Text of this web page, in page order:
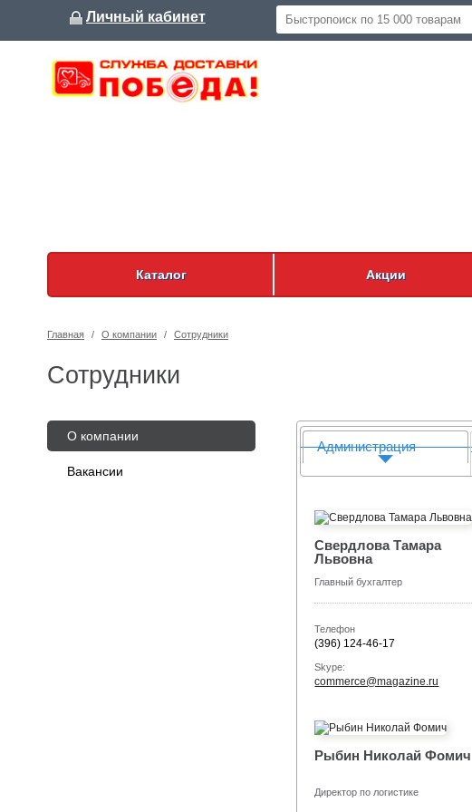
Личный кабинет
Каталог Акции
Главная / О компании / Сотрудники
Сотрудники
О компании
Вакансии
Администрация
Свердлова Тамара
Львовна
Главный бухгалтер
Телефон
(396) 124-46-17
Skype:
commerce@magazine.ru
Рыбин Николай Фомич
Директор по логистике